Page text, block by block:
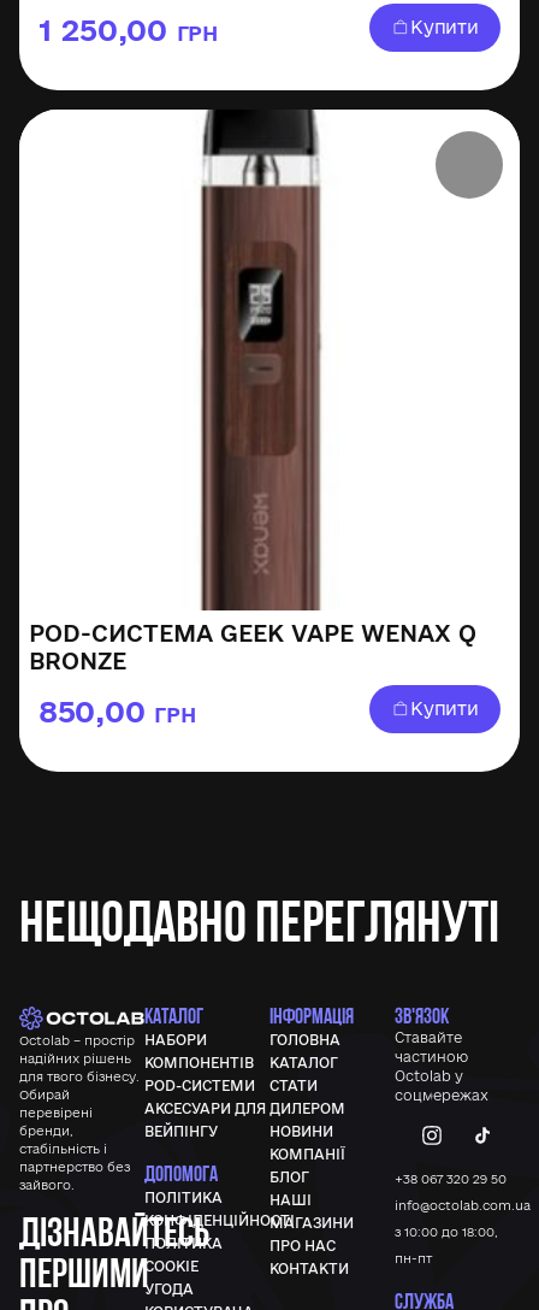
1 250,00 ГРН Купити
POD-СИСТЕМА GEEK VAPE WENAX Q
BRONZE
850,00 ГРН Купити
Нещодавно переглянуті
Octolab – простір
надійних рішень
для твого бізнесу.
Обирай
перевірені
бренди,
стабільність і
партнерство без
зайвого.
Дізнавайтесь
першими
КАТАЛОГ
НАБОРИ
КОМПОНЕНТІВ
POD-СИСТЕМИ
АКСЕСУАРИ ДЛЯ
ВЕЙПІНГУ
ДОПОМОГА
ПОЛІТИКА
КОНФІДЕНЦІЙНОСТІ
ПОЛІТИКА
COOKIE
УГОДА
ІНФОРМАЦІЯ
ГОЛОВНА
КАТАЛОГ
СТАТИ
ДИЛЕРОМ
НОВИНИ
КОМПАНІЇ
БЛОГ
НАШІ
МАГАЗИНИ
ПРО НАС
КОНТАКТИ
ЗВ'ЯЗОК
Ставайте
частиною
Octolab у
соцмережах
+38 067 320 29 50
info@octolab.com.ua
з 10:00 до 18:00,
пн-пт
СЛУЖБА